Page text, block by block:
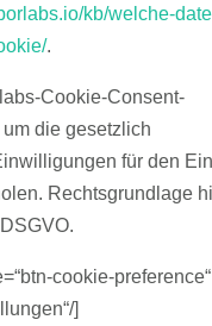
kb/welche-
.
Cookie-Consent-
die gesetzlich
für den
Rechtsgrundlage
cookie-preference“
]